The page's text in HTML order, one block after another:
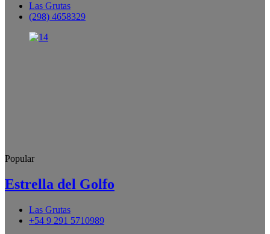
Las Grutas
(298) 4658329
Popular
Estrella del Golfo
Las Grutas
+54 9 291 5710989